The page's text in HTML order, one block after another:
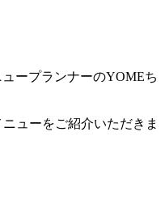
ュープランナーのYOMEち
ューをご紹介いただきま